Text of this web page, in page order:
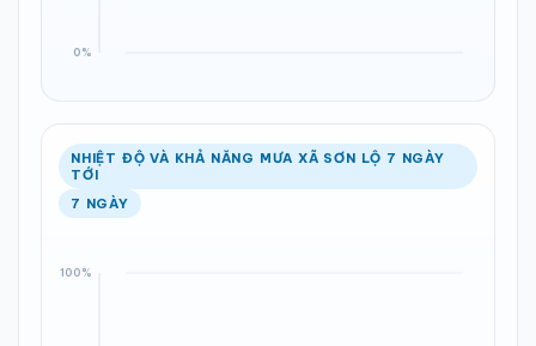
NHIỆT ĐỘ VÀ KHẢ NĂNG MƯA XÃ SƠN LỘ 7 NGÀY
TỚI
7 NGÀY